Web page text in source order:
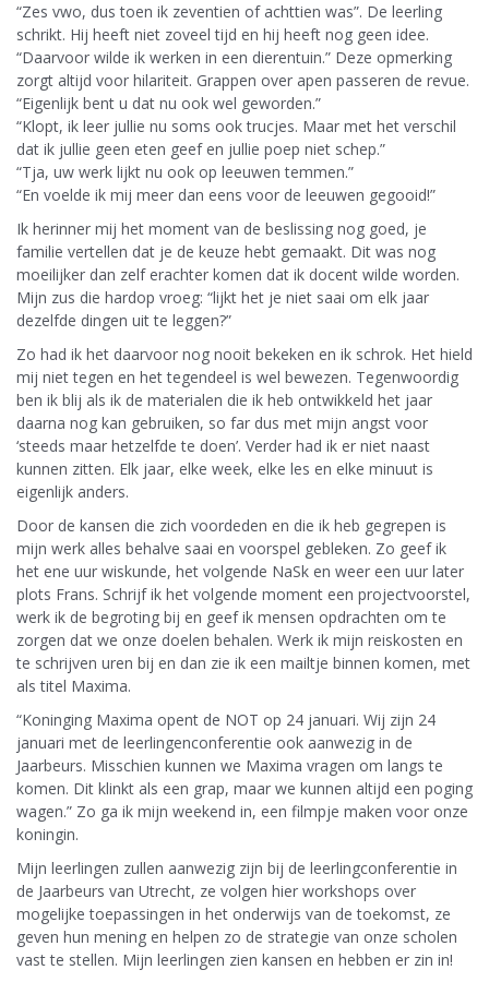
“Zes vwo, dus toen ik zeventien of achttien was”. De leerling
schrikt. Hij heeft niet zoveel tijd en hij heeft nog geen idee.
“Daarvoor wilde ik werken in een dierentuin.” Deze opmerking
zorgt altijd voor hilariteit. Grappen over apen passeren de revue.
“Eigenlijk bent u dat nu ook wel geworden.”
“Klopt, ik leer jullie nu soms ook trucjes. Maar met het verschil
dat ik jullie geen eten geef en jullie poep niet schep.”
“Tja, uw werk lijkt nu ook op leeuwen temmen.”
“En voelde ik mij meer dan eens voor de leeuwen gegooid!”
Ik herinner mij het moment van de beslissing nog goed, je
familie vertellen dat je de keuze hebt gemaakt. Dit was nog
moeilijker dan zelf erachter komen dat ik docent wilde worden.
Mijn zus die hardop vroeg: “lijkt het je niet saai om elk jaar
dezelfde dingen uit te leggen?”
Zo had ik het daarvoor nog nooit bekeken en ik schrok. Het hield
mij niet tegen en het tegendeel is wel bewezen. Tegenwoordig
ben ik blij als ik de materialen die ik heb ontwikkeld het jaar
daarna nog kan gebruiken, so far dus met mijn angst voor
‘steeds maar hetzelfde te doen’. Verder had ik er niet naast
kunnen zitten. Elk jaar, elke week, elke les en elke minuut is
eigenlijk anders.
Door de kansen die zich voordeden en die ik heb gegrepen is
mijn werk alles behalve saai en voorspel gebleken. Zo geef ik
het ene uur wiskunde, het volgende NaSk en weer een uur later
plots Frans. Schrijf ik het volgende moment een projectvoorstel,
werk ik de begroting bij en geef ik mensen opdrachten om te
zorgen dat we onze doelen behalen. Werk ik mijn reiskosten en
te schrijven uren bij en dan zie ik een mailtje binnen komen, met
als titel Maxima.
“Koninging Maxima opent de NOT op 24 januari. Wij zijn 24
januari met de leerlingenconferentie ook aanwezig in de
Jaarbeurs. Misschien kunnen we Maxima vragen om langs te
komen. Dit klinkt als een grap, maar we kunnen altijd een poging
wagen.” Zo ga ik mijn weekend in, een filmpje maken voor onze
koningin.
Mijn leerlingen zullen aanwezig zijn bij de leerlingconferentie in
de Jaarbeurs van Utrecht, ze volgen hier workshops over
mogelijke toepassingen in het onderwijs van de toekomst, ze
geven hun mening en helpen zo de strategie van onze scholen
vast te stellen. Mijn leerlingen zien kansen en hebben er zin in!